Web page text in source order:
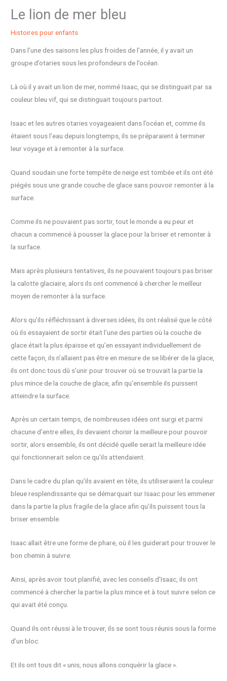
Le lion de mer bleu
Histoires pour enfants
Dans l’une des saisons les plus froides de l’année, il y avait un
groupe d’otaries sous les profondeurs de l’océan.
Là où il y avait un lion de mer, nommé Isaac, qui se distinguait par sa
couleur bleu vif, qui se distinguait toujours partout.
Isaac et les autres otaries voyageaient dans l’océan et, comme ils
étaient sous l’eau depuis longtemps, ils se préparaient à terminer
leur voyage et à remonter à la surface.
Quand soudain une forte tempête de neige est tombée et ils ont été
piégés sous une grande couche de glace sans pouvoir remonter à la
surface.
Comme ils ne pouvaient pas sortir, tout le monde a eu peur et
chacun a commencé à pousser la glace pour la briser et remonter à
la surface.
Mais après plusieurs tentatives, ils ne pouvaient toujours pas briser
la calotte glaciaire, alors ils ont commencé à chercher le meilleur
moyen de remonter à la surface.
Alors qu’ils réfléchissant à diverses idées, ils ont réalisé que le côté
où ils essayaient de sortir était l’une des parties où la couche de
glace était la plus épaisse et qu’en essayant individuellement de
cette façon, ils n’allaient pas être en mesure de se libérer de la glace,
ils ont donc tous dû s’unir pour trouver où se trouvait la partie la
plus mince de la couche de glace, afin qu’ensemble ils puissent
atteindre la surface.
Après un certain temps, de nombreuses idées ont surgi et parmi
chacune d’entre elles, ils devaient choisir la meilleure pour pouvoir
sortir, alors ensemble, ils ont décidé quelle serait la meilleure idée
qui fonctionnerait selon ce qu’ils attendaient.
Dans le cadre du plan qu’ils avaient en tête, ils utiliseraient la couleur
bleue resplendissante qui se démarquait sur Isaac pour les emmener
dans la partie la plus fragile de la glace afin qu’ils puissent tous la
briser ensemble.
Isaac allait être une forme de phare, où il les guiderait pour trouver le
bon chemin à suivre.
Ainsi, après avoir tout planifié, avec les conseils d’Isaac, ils ont
commencé à chercher la partie la plus mince et à tout suivre selon ce
qui avait été conçu.
Quand ils ont réussi à le trouver, ils se sont tous réunis sous la forme
d’un bloc.
Et ils ont tous dit « unis, nous allons conquérir la glace ».